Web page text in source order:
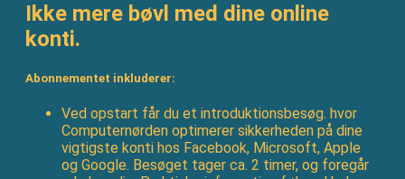
Ikke mere bøvl med dine online
konti.
Abonnementet inkluderer:
Ved opstart får du et introduktionsbesøg. hvor
Computernørden optimerer sikkerheden på dine
vigtigste konti hos Facebook, Microsoft, Apple
og Google. Besøget tager ca. 2 timer, og foregår